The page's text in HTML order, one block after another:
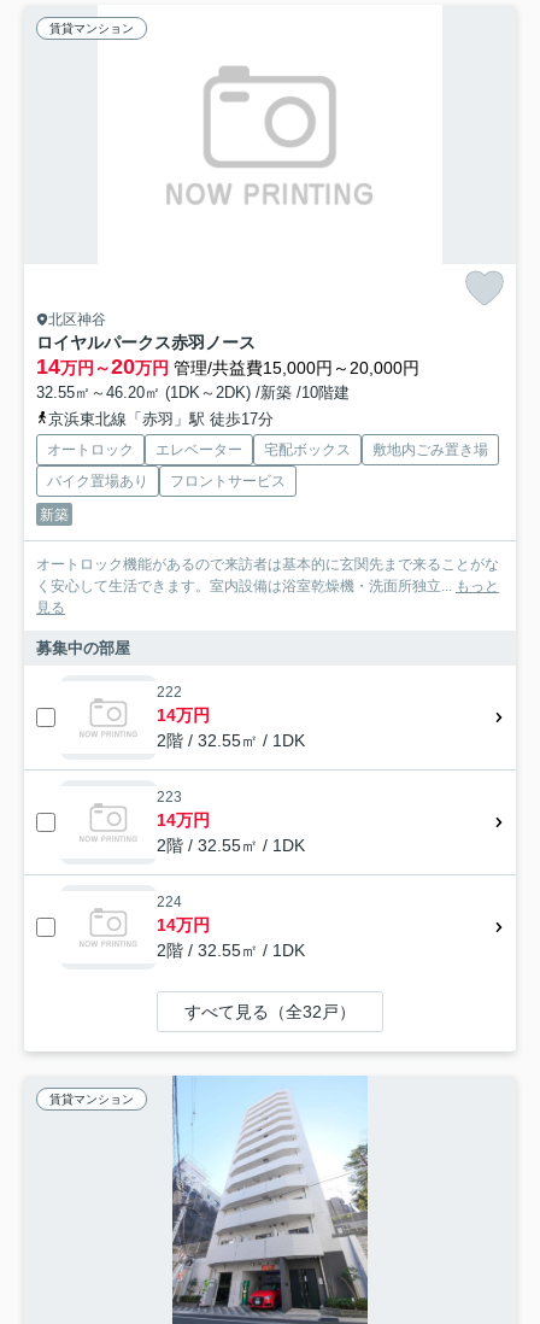
賃貸マンション
北区神谷
ロイヤルパークス赤羽ノース
14万円～20万円 管理/共益費15,000円～20,000円
32.55㎡～46.20㎡ (1DK～2DK) /新築 /10階建
京浜東北線「赤羽」駅 徒歩17分
オートロック エレベーター 宅配ボックス
敷地内ごみ置き場
バイク置場あり
フロントサービス
新築
オートロック機能があるので来訪者は基本的に玄関先まで来ることがな
く安心して生活できます。室内設備は浴室乾燥機・洗面所独立... もっと
見る
募集中の部屋
222
14万円
2階 / 32.55㎡ / 1DK
223
14万円
2階 / 32.55㎡ / 1DK
224
14万円
2階 / 32.55㎡ / 1DK
すべて見る（全32戸）
賃貸マンション